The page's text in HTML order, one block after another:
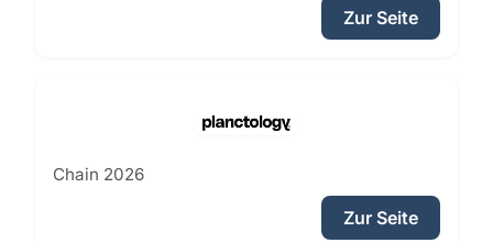
Zur Seite
Chain 2026
Zur Seite